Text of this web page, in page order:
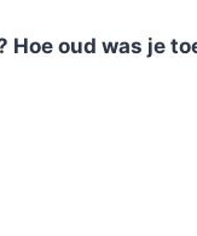
Hoe oud was je